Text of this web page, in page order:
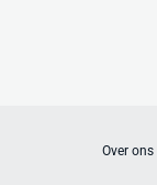
Over ons